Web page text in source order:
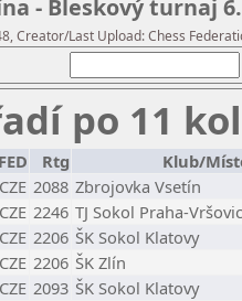
- Bleskový turnaj 6.
Creator/Last Upload: Chess
po 11
FED Rtg
Klub/
CZE 2088 Zbrojovka Vsetín
CZE 2246 TJ Sokol Praha-
CZE 2206 ŠK Sokol Klatovy
CZE 2206 ŠK Zlín
CZE 2093 ŠK Sokol Klatovy